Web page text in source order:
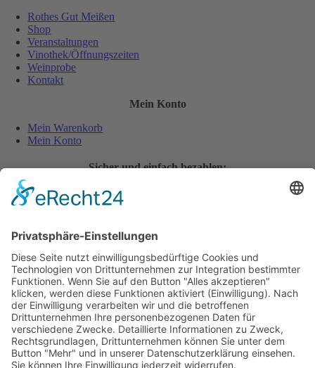
Rothes Gut Meißen
Shop
Veranstaltungen
Vinothek/Öffnungszeiten
Weinprobe
Kontakt
Mein Konto
Mein Warenkorb
Mein Konto
Sicher und einfach bezahlen:
Wiederverkäufer
Wein Exposé
Folgen Sie uns auch auf:
Jugendschutz
Zahlungsarten
Lieferung und Versandkosten
Vertrag widerrufen
Widerrufsbelehrung
AGB